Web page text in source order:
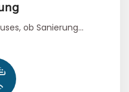
ob Sanierung...